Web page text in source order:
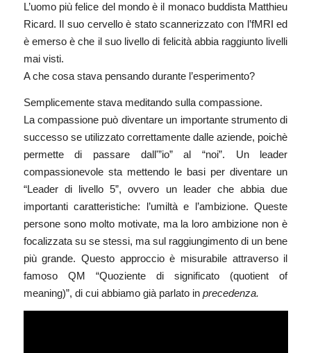
L’uomo più felice del mondo è il monaco buddista Matthieu
Ricard. Il suo cervello è stato scannerizzato con l’fMRI ed
è emerso è che il suo livello di felicità abbia raggiunto livelli
mai visti.
A che cosa stava pensando durante l’esperimento?
Semplicemente stava meditando sulla compassione.
La compassione può diventare un importante strumento di
successo se utilizzato correttamente dalle aziende, poichè
permette di passare dall'”io” al “noi”. Un leader
compassionevole sta mettendo le basi per diventare un
“Leader di livello 5”, ovvero un leader che abbia due
importanti caratteristiche: l’umiltà e l’ambizione. Queste
persone sono molto motivate, ma la loro ambizione non è
focalizzata su se stessi, ma sul raggiungimento di un bene
più grande. Questo approccio è misurabile attraverso il
famoso QM “Quoziente di significato (quotient of
meaning)”, di cui abbiamo già parlato in precedenza.